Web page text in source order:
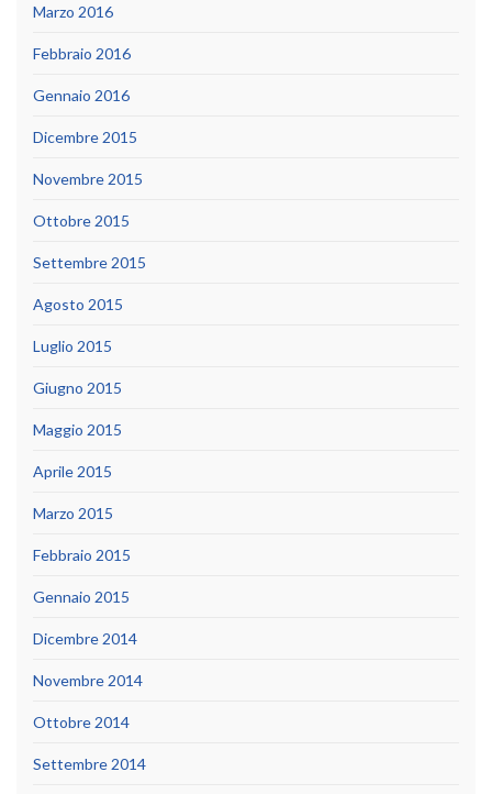
Marzo 2016
Febbraio 2016
Gennaio 2016
Dicembre 2015
Novembre 2015
Ottobre 2015
Settembre 2015
Agosto 2015
Luglio 2015
Giugno 2015
Maggio 2015
Aprile 2015
Marzo 2015
Febbraio 2015
Gennaio 2015
Dicembre 2014
Novembre 2014
Ottobre 2014
Settembre 2014